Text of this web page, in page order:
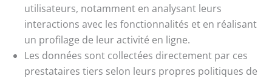
utilisateurs, notamment en analysant leurs
interactions avec les fonctionnalités et en réalisant
un profilage de leur activité en ligne.
Les données sont collectées directement par ces
prestataires tiers selon leurs propres politiques de